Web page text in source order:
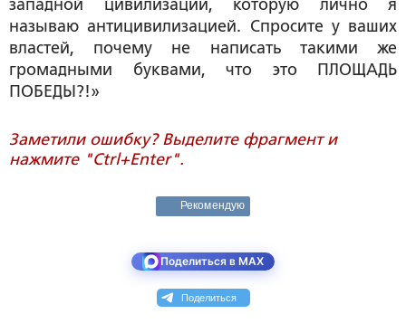
западной цивилизации, которую лично я
называю антицивилизацией. Спросите у ваших
властей, почему не написать такими же
громадными буквами, что это ПЛОЩАДЬ
ПОБЕДЫ?!»
Заметили ошибку? Выделите фрагмент и
нажмите "Ctrl+Enter".
Рекомендую
Поделиться в MAX
Поделиться